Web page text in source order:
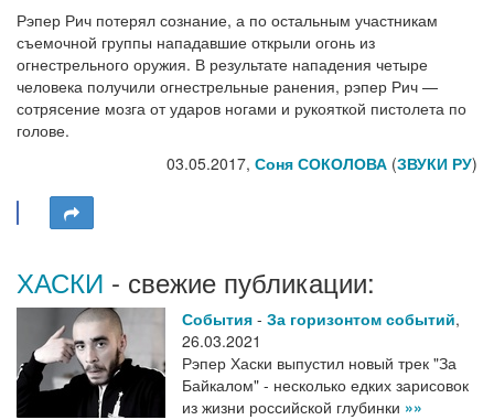
Рэпер Рич потерял сознание, а по остальным участникам
съемочной группы нападавшие открыли огонь из
огнестрельного оружия. В результате нападения четыре
человека получили огнестрельные ранения, рэпер Рич —
сотрясение мозга от ударов ногами и рукояткой пистолета по
голове.
03.05.2017, Соня СОКОЛОВА (ЗВУКИ РУ)
ХАСКИ - свежие публикации:
События - За горизонтом событий,
26.03.2021
Рэпер Хаски выпустил новый трек "За
Байкалом" - несколько едких зарисовок
из жизни российской глубинки »»